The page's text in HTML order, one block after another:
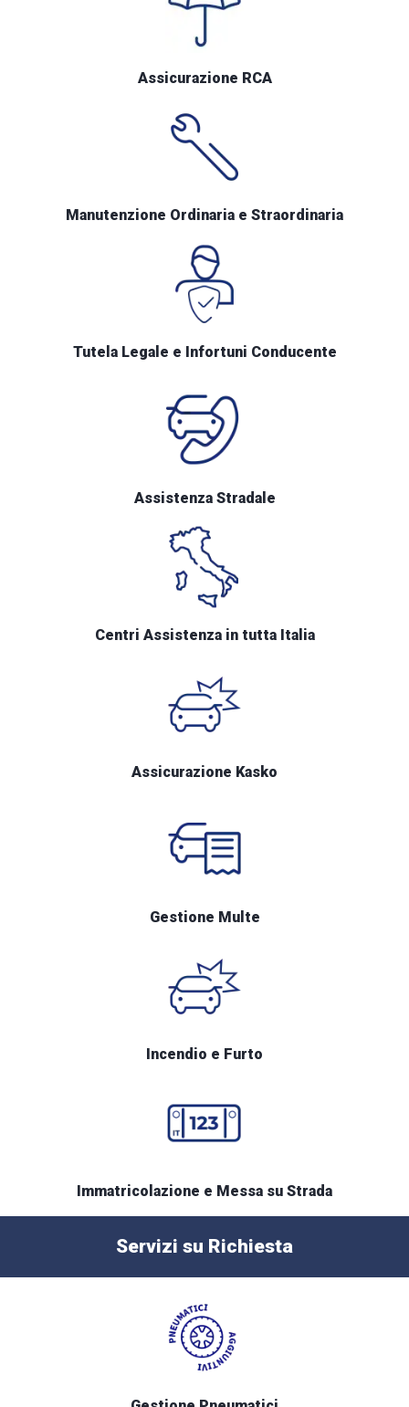
Assicurazione RCA
Manutenzione Ordinaria e Straordinaria
Tutela Legale e Infortuni Conducente
Assistenza Stradale
Centri Assistenza in tutta Italia
Assicurazione Kasko
Gestione Multe
Incendio e Furto
Immatricolazione e Messa su Strada
Servizi su Richiesta